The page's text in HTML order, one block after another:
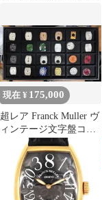
現在 ¥ 175,000
超レア Franck Muller ヴ
ィンテージ文字盤コレ
クション 56枚